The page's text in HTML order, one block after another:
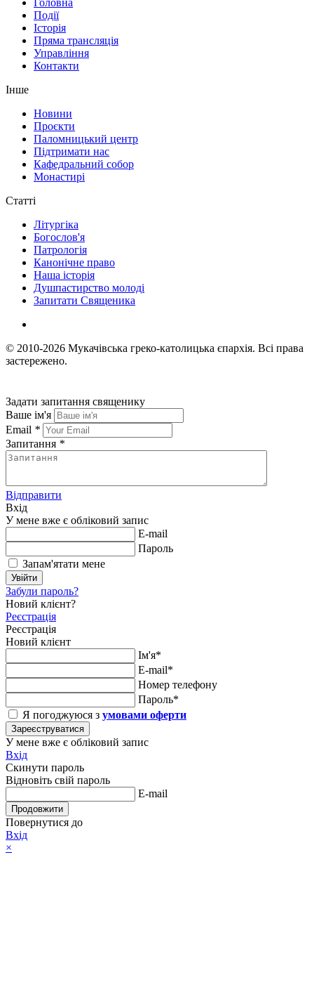
Події
Історія
Пряма трансляція
Управління
Контакти
Інше
Новини
Проєкти
Паломницький центр
Підтримати нас
Кафедральний собор
Монастирі
Статті
Літургіка
Богослов'я
Патрологія
Канонічне право
Наша історія
Душпастирство молоді
Запитати Священика
© 2010-2026 Мукачівська греко-католицька єпархія. Всі права
застережено.
Задати запитання священику
Ваше ім'я
Email *
Запитання *
Відправити
Вхід
У мене вже є обліковий запис
E-mail
Пароль
Запам'ятати мене
Увійти
Забули пароль?
Новий клієнт?
Реєстрація
Реєстрація
Новий клієнт
Ім'я*
E-mail*
Номер телефону
Пароль*
Я погоджуюся з умовами оферти
Зареєструватися
У мене вже є обліковий запис
Вхід
Скинути пароль
Відновіть свій пароль
E-mail
Продовжити
Повернутися до
Вхід
×